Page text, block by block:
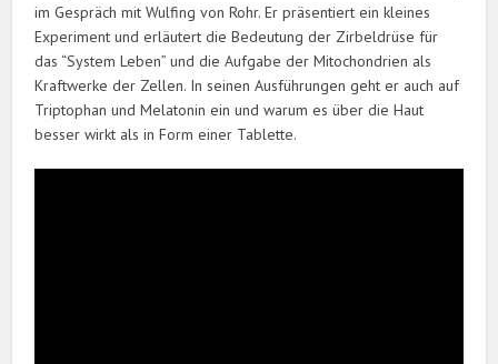
im Gespräch mit Wulfing von Rohr. Er präsentiert ein kleines
Experiment und erläutert die Bedeutung der Zirbeldrüse für
das “System Leben” und die Aufgabe der Mitochondrien als
Kraftwerke der Zellen. In seinen Ausführungen geht er auch auf
Triptophan und Melatonin ein und warum es über die Haut
besser wirkt als in Form einer Tablette.